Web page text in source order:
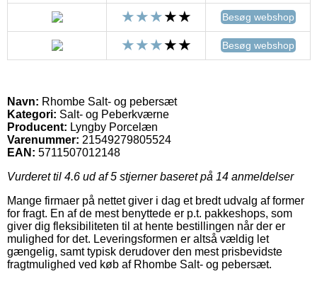
Besøg webshop
Besøg webshop
Navn: Rhombe Salt- og pebersæt
Kategori: Salt- og Peberkværne
Producent: Lyngby Porcelæn
Varenummer: 21549279805524
EAN: 5711507012148
Vurderet til 4.6 ud af 5 stjerner baseret på 14 anmeldelser
Mange firmaer på nettet giver i dag et bredt udvalg af former
for fragt. En af de mest benyttede er p.t. pakkeshops, som
giver dig fleksibiliteten til at hente bestillingen når der er
mulighed for det. Leveringsformen er altså vældig let
gængelig, samt typisk derudover den mest prisbevidste
fragtmulighed ved køb af Rhombe Salt- og pebersæt.